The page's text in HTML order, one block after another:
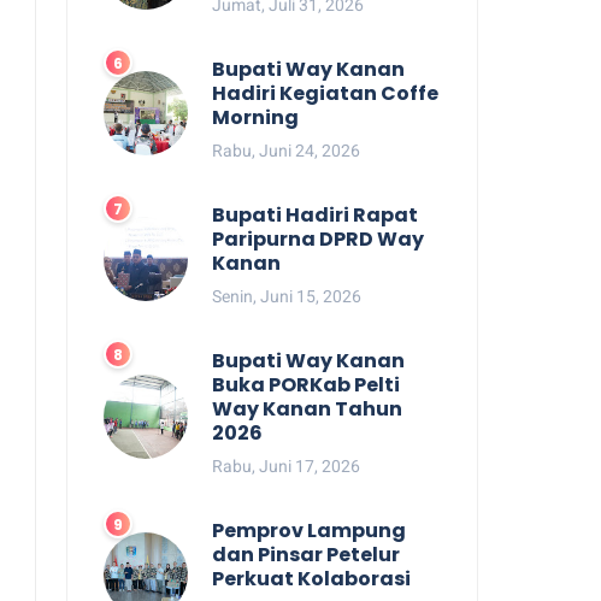
Jumat, Juli 31, 2026
Bupati Way Kanan
Hadiri Kegiatan Coffe
Morning
Rabu, Juni 24, 2026
Bupati Hadiri Rapat
Paripurna DPRD Way
Kanan
Senin, Juni 15, 2026
Bupati Way Kanan
Buka PORKab Pelti
Way Kanan Tahun
2026
Rabu, Juni 17, 2026
Pemprov Lampung
dan Pinsar Petelur
Perkuat Kolaborasi